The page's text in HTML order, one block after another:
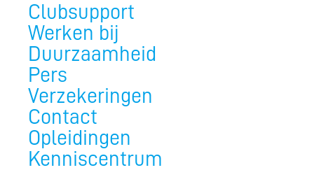
Clubsupport
Werken bij
Duurzaamheid
Pers
Verzekeringen
Contact
Opleidingen
Kenniscentrum